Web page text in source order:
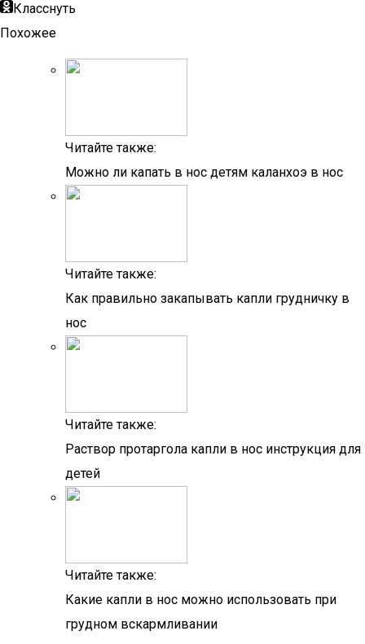
Класснуть
Похожее
Читайте также:
Можно ли капать в нос детям каланхоэ в нос
Читайте также:
Как правильно закапывать капли грудничку в
нос
Читайте также:
Раствор протаргола капли в нос инструкция для
детей
Читайте также:
Какие капли в нос можно использовать при
грудном вскармливании